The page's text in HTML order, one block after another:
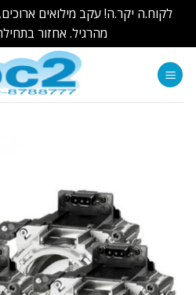
לקוח.ה יקר.ה! עקב מילואים
מהרגיל. אחזור